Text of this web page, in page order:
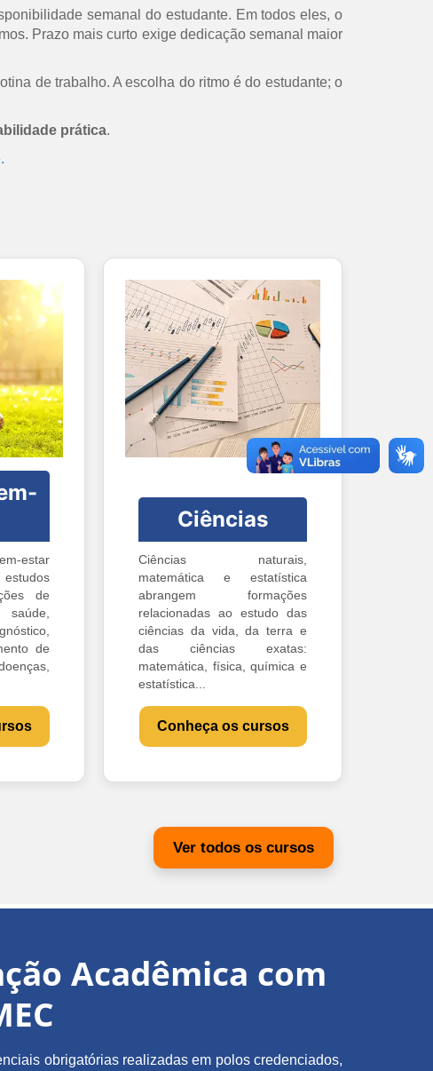
semanal do estudante. Em todos eles, o
Prazo mais curto exige dedicação semanal maior
de trabalho. A escolha do ritmo é do estudante; o
prática.
estar
de
de
Ciências
Ciências naturais,
matemática e estatística
abrangem formações
relacionadas ao estudo das
ciências da vida, da terra e
das ciências exatas:
matemática, física, química e
estatística...
Conheça os cursos
Ver todos os cursos
Acadêmica com
obrigatórias realizadas em polos credenciados,